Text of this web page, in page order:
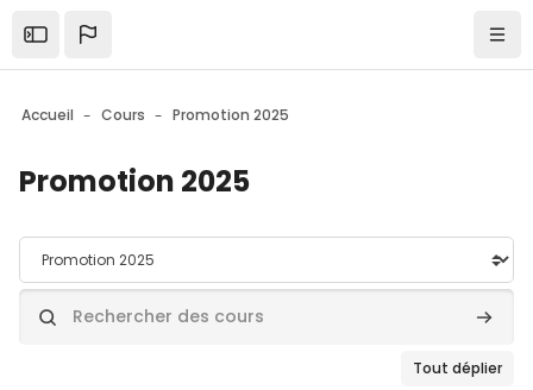
Ouvrir la barre latérale
Accueil Cours Promotion 2025
Promotion 2025
Catégories de cours
Rechercher des cours
Tout déplier